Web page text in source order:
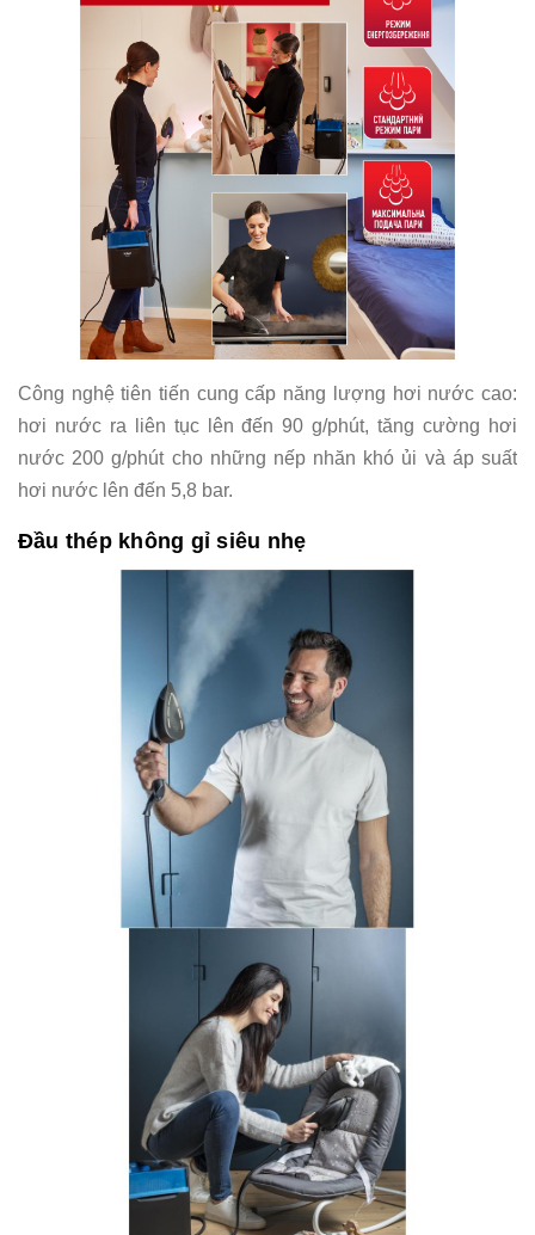
Công nghệ tiên tiến cung cấp năng lượng hơi nước cao:
hơi nước ra liên tục lên đến 90 g/phút, tăng cường hơi
nước 200 g/phút cho những nếp nhăn khó ủi và áp suất
hơi nước lên đến 5,8 bar.
Đầu thép không gỉ siêu nhẹ